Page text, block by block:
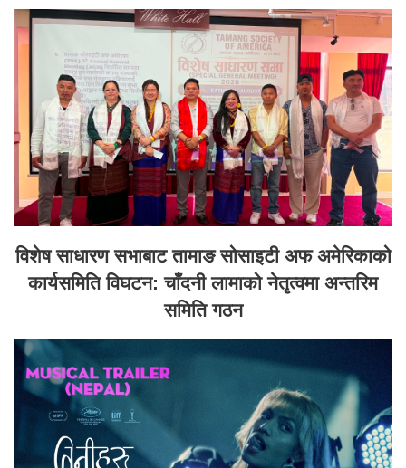
विशेष साधारण सभाबाट तामाङ सोसाइटी अफ अमेरिकाको
कार्यसमिति विघटन: चाँदनी लामाको नेतृत्वमा अन्तरिम
समिति गठन